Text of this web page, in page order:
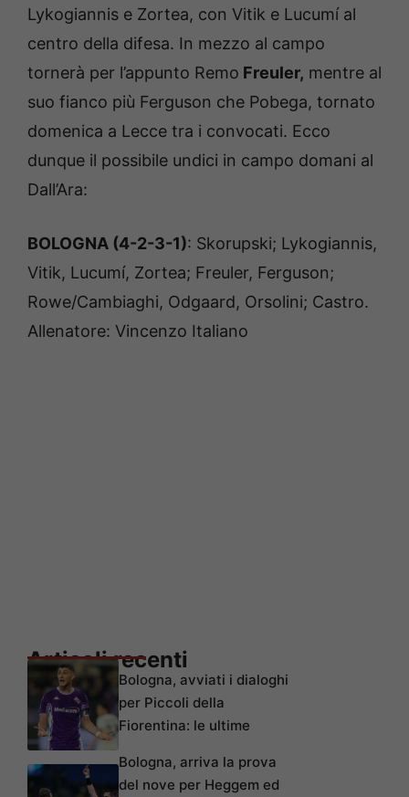
Lykogiannis e Zortea, con Vitik e Lucumí al
centro della difesa. In mezzo al campo
tornerà per l’appunto Remo Freuler, mentre al
suo fianco più Ferguson che Pobega, tornato
domenica a Lecce tra i convocati. Ecco
dunque il possibile undici in campo domani al
Dall’Ara:
BOLOGNA (4-2-3-1): Skorupski; Lykogiannis,
Vitik, Lucumí, Zortea; Freuler, Ferguson;
Rowe/Cambiaghi, Odgaard, Orsolini; Castro.
Allenatore: Vincenzo Italiano
Articoli recenti
Bologna, avviati i dialoghi
per Piccoli della
Fiorentina: le ultime
Bologna, arriva la prova
del nove per Heggem ed